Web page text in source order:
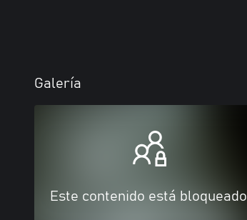
Galería
Este contenido está bloqueado